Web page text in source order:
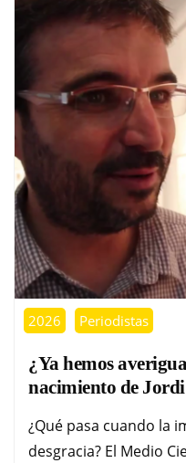
2026 Periodistas
¿Ya hemos
nacimiento de
¿Qué pasa cuando la
desgracia? El Medio